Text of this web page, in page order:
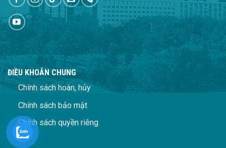
ĐIỀU KHOẢN CHUNG
Chính sách hoàn, hủy
Chính sách bảo mật
Chính sách quyền riêng
tư